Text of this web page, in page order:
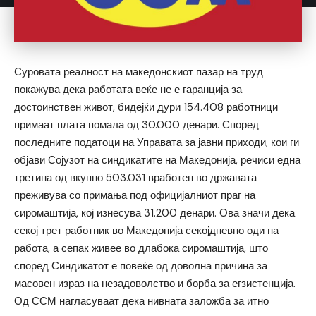
Суровата реалност на македонскиот пазар на труд
покажува дека работата веќе не е гаранција за
достоинствен живот, бидејќи дури 154.408 работници
примаат плата помала од 30.000 денари. Според
последните податоци на Управата за јавни приходи, кои ги
објави Сојузот на синдикатите на Македонија, речиси една
третина од вкупно 503.031 вработен во државата
преживува со примања под официјалниот праг на
сиромаштија, кој изнесува 31.200 денари. Ова значи дека
секој трет работник во Македонија секојдневно оди на
работа, а сепак живее во длабока сиромаштија, што
според Синдикатот е повеќе од доволна причина за
масовен израз на незадоволство и борба за егзистенција.
Од ССМ нагласуваат дека нивната заложба за итно